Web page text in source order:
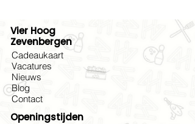
Vier Hoog
Zevenbergen
Cadeaukaart
Vacatures
Nieuws
Blog
Contact
Openingstijden